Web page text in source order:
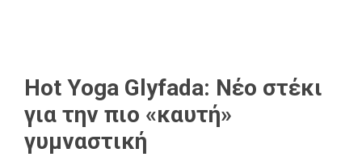
Hot Yoga Glyfada: Νέο στέκι
για την πιο «καυτή»
γυμναστική